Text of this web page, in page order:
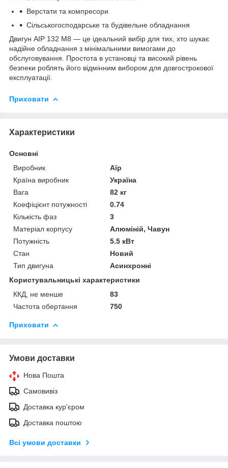
Верстати та компресори
Сільськогосподарське та будівельне обладнання
Двигун АІР 132 М8 — це ідеальний вибір для тих, хто шукає
надійне обладнання з мінімальними вимогами до
обслуговування. Простота в установці та високий рівень
безпеки роблять його відмінним вибором для довгострокової
експлуатації.
Приховати
Характеристики
Основні
Виробник
Аїр
Країна виробник
Україна
Вага
82 кг
Коефіцієнт потужності
0.74
Кількість фаз
3
Матеріал корпусу
Алюміній, Чавун
Потужність
5.5 кВт
Стан
Новий
Тип двигуна
Асинхронні
Користувальницькі характеристики
ККД, не менше
83
Частота обертання
750
Приховати
Умови доставки
Нова Пошта
Самовивіз
Доставка кур'єром
Доставка поштою
Всі умови доставки